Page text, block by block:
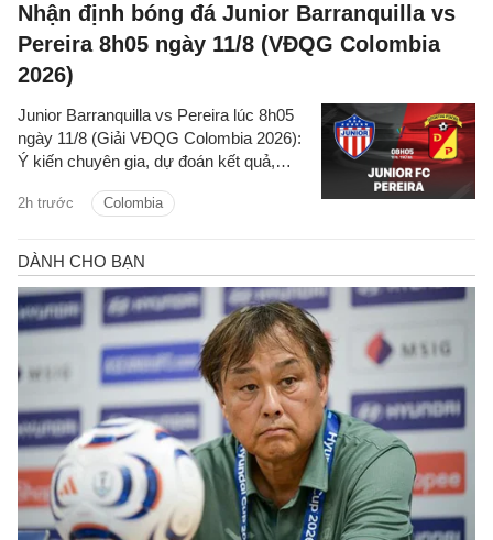
Nhận định bóng đá Junior Barranquilla vs
Pereira 8h05 ngày 11/8 (VĐQG Colombia
2026)
2h trước Colombia
Junior Barranquilla vs Pereira lúc 8h05
ngày 11/8 (Giải VĐQG Colombia 2026):
Ý kiến chuyên gia, dự đoán kết quả,
chi tiết về hai đội.